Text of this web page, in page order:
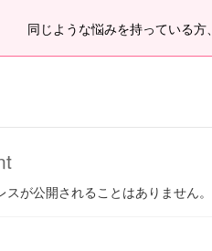
同じような悩みを持っている
スが公開されることはありません。